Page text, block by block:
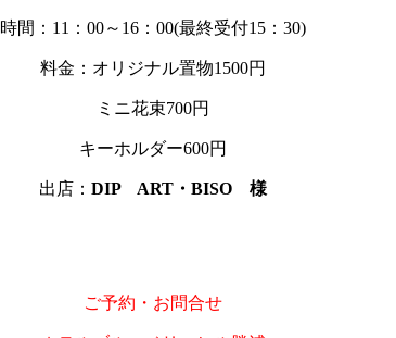
時間：11：00～16：00(最終受付15：30)
料金：オリジナル置物1500円
ミニ花束700円
キーホルダー600円
出店： DIP ART・BISO 様
ご予約・お問合せ